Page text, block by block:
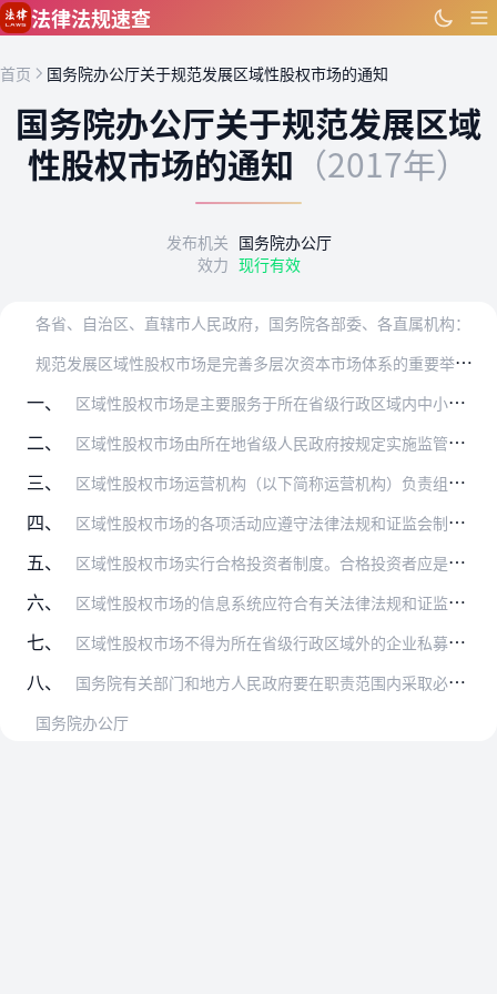
跳到主要内容
法律法规速查
首页 国务院办公厅关于规范发展区域性股权市场的通知
国务院办公厅关于规范发展区域
性股权市场的通知 （2017年）
发布机关 国务院办公厅
效力 现行有效
各省、自治区、直辖市人民政府，国务院各部委、各直属机构：
规
范发展区域性股权市场是完善多层次资本市场体系的重要举措，在推进供给侧结构性改革、促进大众创业万众创新、服务创新驱动发展战略、降低企业杠杆率等方面具有重要意义。…
一、
区域性股权市场是主要服务于所在省级行政区域内中小微企业的私募股权市场，是多层次资本市场体系的重要组成部分，是地方人民政府扶持中小微企业政策措施的综合运用平台。要…
二、 区域性股权市场由所在地省级人民政府按规定实施监管，并承担相应风险处置责任。证监会要依法依规履职尽责，加强对省级人民政府开展区域性股权市场监管工作的指导、协调和监…
三、 区域性股权市场运营机构（以下简称运营机构）负责组织区域性股权市场的活动，对市场参与者进行自律管理，保障市场规范稳定运行。运营机构名单由省级人民政府实施管理并予以…
四、 区域性股权市场的各项活动应遵守法律法规和证监会制定的业务及监管规则。在区域性股权市场发行或转让证券的，限于股票、可转换为股票的公司债券以及国务院有关部门按程序认…
五、 区域性股权市场实行合格投资者制度。合格投资者应是依法设立且具备一定条件的法人机构、合伙企业，金融机构依法管理的投资性计划，以及具备较强风险承受能力且金融资产不低…
六、 区域性股权市场的信息系统应符合有关法律法规和证监会制定的信息技术管理规范。运营机构及开立投资者账户、办理登记结算业务的有关机构应按照规定向所在地省级人民政府和证…
七、 区域性股权市场不得为所在省级行政区域外的企业私募证券或股权的融资、转让提供服务。对不符合本条规定的区域性股权市场，省级人民政府要按规定限期清理，妥善解决跨区域经…
八、
国务院有关部门和地方人民政府要在职责范围内采取必要措施，为区域性股权市场规范健康发展创造良好环境，逐步建成融资功能完备、服务方式灵活、运行安全规范、投资者合法权…
国务院办公厅